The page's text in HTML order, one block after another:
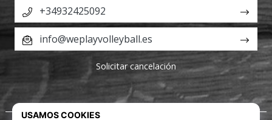
+34932425092
info@weplayvolleyball.es
Solicitar cancelación